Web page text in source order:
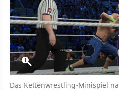
Das Kettenwrestling-Minispiel